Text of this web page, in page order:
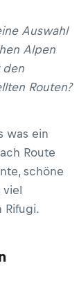
Auswahl
Alpen
den
Routen?
was ein
Route
schöne
viel
Rifugi.